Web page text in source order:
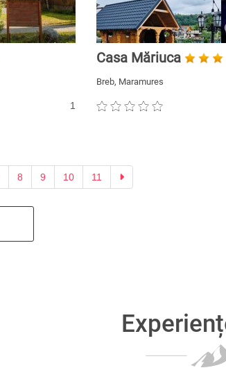
1
Casa Măriuca
Breb, Maramures
8 9 10 11 Next